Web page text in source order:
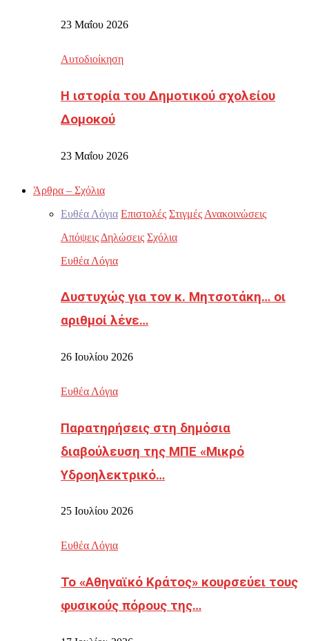
23 Μαΐου 2026
Αυτοδιοίκηση
Η ιστορία του Δημοτικού σχολείου
Δομοκού
23 Μαΐου 2026
Άρθρα – Σχόλια
Ευθέα Λόγια Επιστολές Στιγμές Ανακοινώσεις
Απόψεις Δηλώσεις Σχόλια
Ευθέα Λόγια
Δυστυχώς για τον κ. Μητσοτάκη… οι
αριθμοί λένε…
26 Ιουλίου 2026
Ευθέα Λόγια
Παρατηρήσεις στη δημόσια
διαβούλευση της ΜΠΕ «Μικρό
Υδροηλεκτρικό…
25 Ιουλίου 2026
Ευθέα Λόγια
Το «Αθηναϊκό Κράτος» κουρσεύει τους
φυσικούς πόρους της…